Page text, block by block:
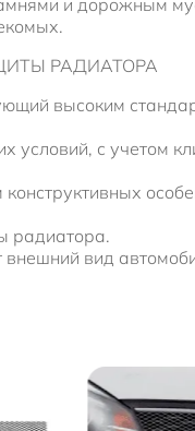
и дорожным
РАДИАТОРА
высоким
условий, с учетом
радиатора.
вид